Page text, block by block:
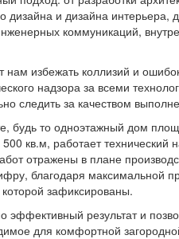
и дизайна интерьера,
коммуникаций,
нам избежать коллизий и
надзора за всеми
следить за качеством
будь то одноэтажный дом
кв.м, работает технический
отражены в плане
благодаря максимальной
зафиксированы.
эффективный результат и
для комфортной